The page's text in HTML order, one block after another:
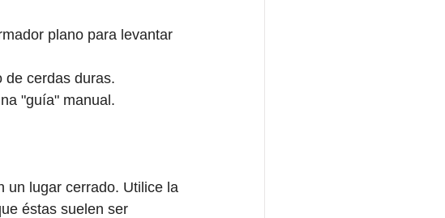
plano para levantar
de cerdas duras.
"guía" manual.
un lugar cerrado. Utilice la
éstas suelen ser